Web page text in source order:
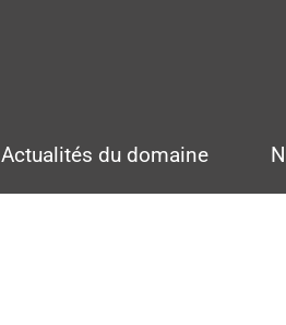
Actualités du domaine